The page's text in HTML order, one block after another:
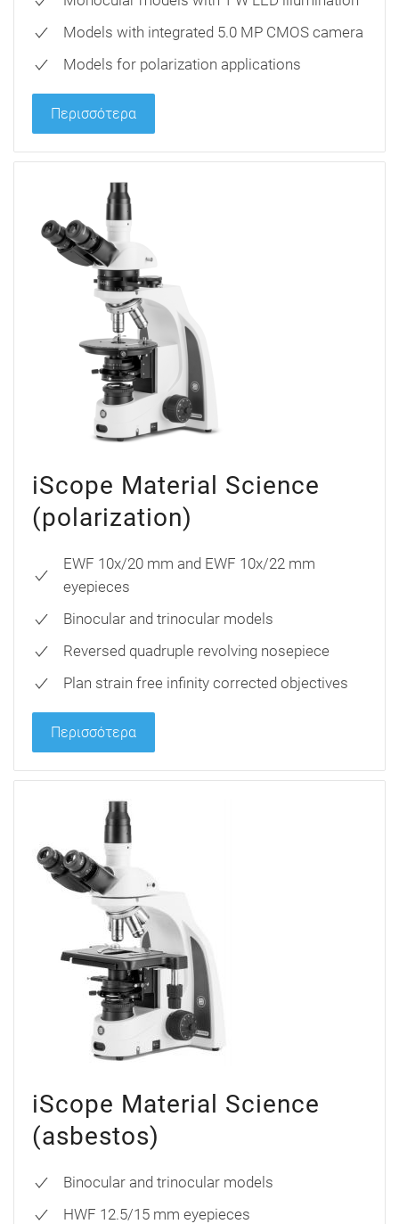
Models with integrated 5.0 MP CMOS camera
Models for polarization applications
Περισσότερα
iScope Material Science
(polarization)
EWF 10x/20 mm and EWF 10x/22 mm
eyepieces
Binocular and trinocular models
Reversed quadruple revolving nosepiece
Plan strain free infinity corrected objectives
Περισσότερα
iScope Material Science
(asbestos)
Binocular and trinocular models
HWF 12.5/15 mm eyepieces